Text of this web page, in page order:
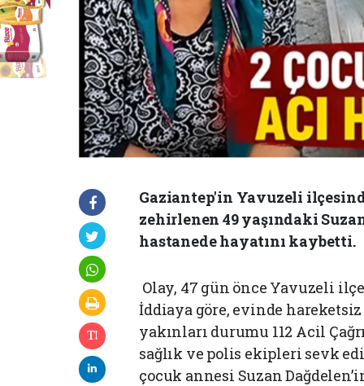
Gaziantep'in Yavuzeli
zehirlenen 49 yaşındaki
hastanede hayatını kaybetti.
Olay, 47 gün önce Yavuzeli
İddiaya göre, evinde
yakınları durumu 112 Acil
sağlık ve polis ekipleri sevk
çocuk annesi Suzan